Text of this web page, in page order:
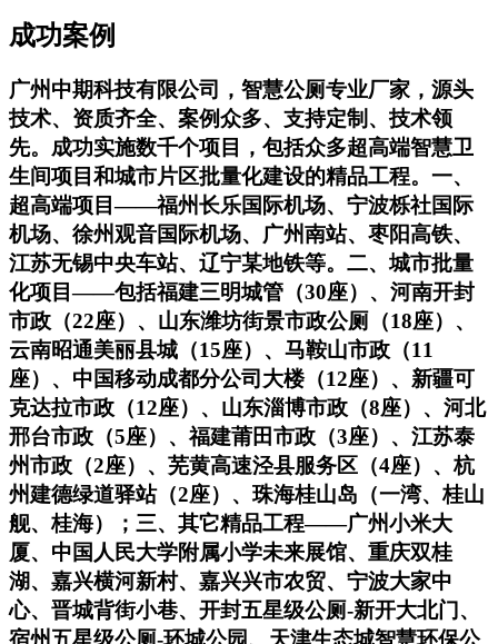
成功案例
广州中期科技有限公司，智慧公厕专业厂家，源头
技术、资质齐全、案例众多、支持定制、技术领
先。成功实施数千个项目，包括众多超高端智慧卫
生间项目和城市片区批量化建设的精品工程。一、
超高端项目——福州长乐国际机场、宁波栎社国际
机场、徐州观音国际机场、广州南站、枣阳高铁、
江苏无锡中央车站、辽宁某地铁等。二、城市批量
化项目——包括福建三明城管（30座）、河南开封
市政（22座）、山东潍坊街景市政公厕（18座）、
云南昭通美丽县城（15座）、马鞍山市政（11
座）、中国移动成都分公司大楼（12座）、新疆可
克达拉市政（12座）、山东淄博市政（8座）、河北
邢台市政（5座）、福建莆田市政（3座）、江苏泰
州市政（2座）、芜黄高速泾县服务区（4座）、杭
州建德绿道驿站（2座）、珠海桂山岛（一湾、桂山
舰、桂海）；三、其它精品工程——广州小米大
厦、中国人民大学附属小学未来展馆、重庆双桂
湖、嘉兴横河新村、嘉兴兴市农贸、宁波大家中
心、晋城背街小巷、开封五星级公厕-新开大北门、
宿州五星级公厕-环城公园、天津生态城智慧环保公